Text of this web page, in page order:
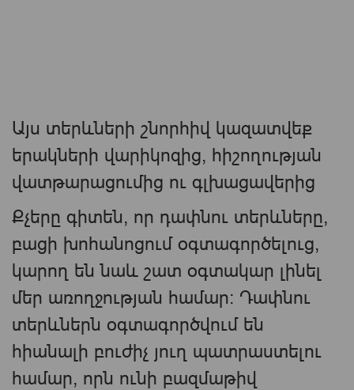
Այս տերևների շնորհիվ կազատվեք
երակների վարիկոզից, հիշողության
վատթարացումից ու գլխացավերից
Քչերը գիտեն, որ դափնու տերևները,
բացի խոհանոցում օգտագործելուց,
կարող են նաև շատ օգտակար լինել
մեր առողջության համար։ Դափնու
տերևներն օգտագործվում են
հիանալի բուժիչ յուղ պատրաստելու
համար, որն ունի բազմաթիվ